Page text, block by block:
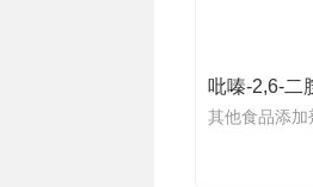
吡嗪-2,6-二
其他食品添加